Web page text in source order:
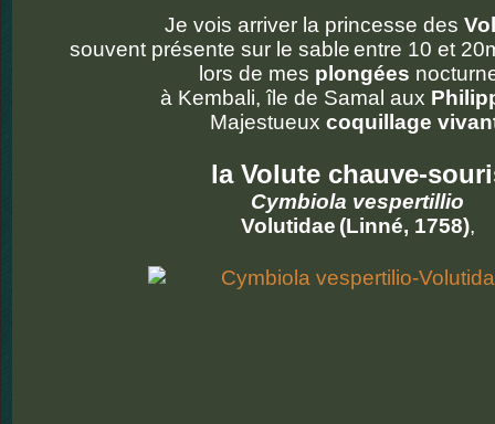
Je vois arriver la princesse des
souvent présente sur le sableentre 10 et
lors de mes plongées
à Kembali, île de Samal aux
Majestueux coquillage
la Volute chauve-
Cymbiola vespertillio
Volutidae (Linné, 1758),